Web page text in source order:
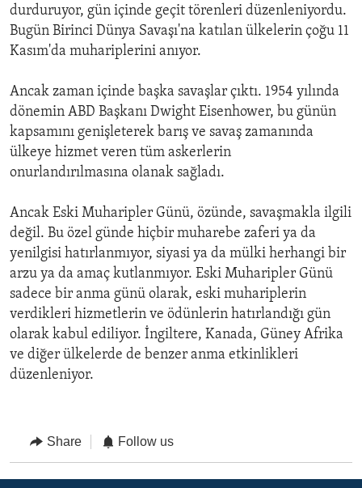
durduruyor, gün içinde geçit törenleri düzenleniyordu.
Bugün Birinci Dünya Savaşı'na katılan ülkelerin çoğu 11
Kasım'da muhariplerini anıyor.
Ancak zaman içinde başka savaşlar çıktı. 1954 yılında
dönemin ABD Başkanı Dwight Eisenhower, bu günün
kapsamını genişleterek barış ve savaş zamanında
ülkeye hizmet veren tüm askerlerin
onurlandırılmasına olanak sağladı.
Ancak Eski Muharipler Günü, özünde, savaşmakla ilgili
değil. Bu özel günde hiçbir muharebe zaferi ya da
yenilgisi hatırlanmıyor, siyasi ya da mülki herhangi bir
arzu ya da amaç kutlanmıyor. Eski Muharipler Günü
sadece bir anma günü olarak, eski muhariplerin
verdikleri hizmetlerin ve ödünlerin hatırlandığı gün
olarak kabul ediliyor. İngiltere, Kanada, Güney Afrika
ve diğer ülkelerde de benzer anma etkinlikleri
düzenleniyor.
Share Follow us